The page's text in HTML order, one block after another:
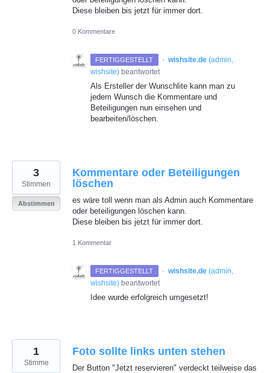
Diese bleiben bis jetzt für immer dort.
0 Kommentare
FERTIGGESTELLT · wishsite.de (admin,
wishsite) beantwortet
Als Ersteller der Wunschlite kann man zu
jedem Wunsch die Kommentare und
Beteiligungen nun einsehen und
bearbeiten/löschen.
Kommentare oder Beteiligungen
löschen
es wäre toll wenn man als Admin auch Kommentare
oder beteiligungen löschen kann.
Diese bleiben bis jetzt für immer dort.
3
Stimmen
Abstimmen
1 Kommentar
FERTIGGESTELLT · wishsite.de (admin,
wishsite) beantwortet
Idee wurde erfolgreich umgesetzt!
Foto sollte links unten stehen
Der Button "Jetzt reservieren" verdeckt teilweise das
1
Stimme